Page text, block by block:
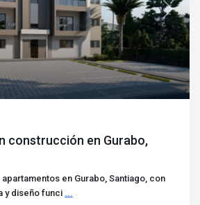
Next
construcción en Gurabo,
en Gurabo, Santiago, con
y diseño funci ...